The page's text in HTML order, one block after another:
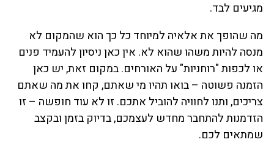
מגיעים לבד.
מה שהופך את אלאיה למיוחד כל כך הוא שהמקום לא
מנסה להיות משהו שהוא לא. אין כאן ניסיון להעמיד פנים
או לכפות "רוחניות" על האורחים. במקום זאת, יש כאן
הזמנה פשוטה – בואו תהיו מי שאתם, קחו את מה שאתם
צריכים, ותנו לחוויה להוביל אתכם. זו לא עוד חופשה – זו
הזדמנות להתחבר מחדש לעצמכם, בדיוק בזמן ובקצב
שמתאים לכם.